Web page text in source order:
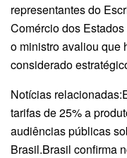
representantes do
Comércio dos
o ministro avaliou que
considerado
Notícias
tarifas de 25% a
audiências públicas
Brasil.Brasil confirma